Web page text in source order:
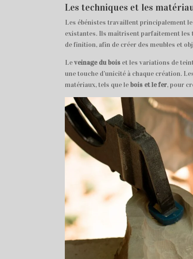
Les techniques et les
Les ébénistes travaillent principalement
existantes. Ils maîtrisent parfaitement les
de finition, afin de créer des meubles et
Leveinage du bois et les variations de
une touche d’unicité à chaque création.
matériaux, tels que lebois et le fer, pour